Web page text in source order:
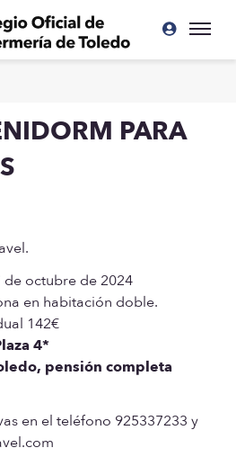
PARA
de octubre de 2024
en habitación doble.
142€
4*
pensión completa
en el teléfono 925337233 y